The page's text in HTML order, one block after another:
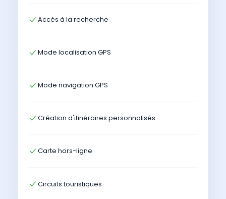
Accès à la recherche
Mode localisation GPS
Mode navigation GPS
Création d'itinéraires personnalisés
Carte hors-ligne
Circuits touristiques